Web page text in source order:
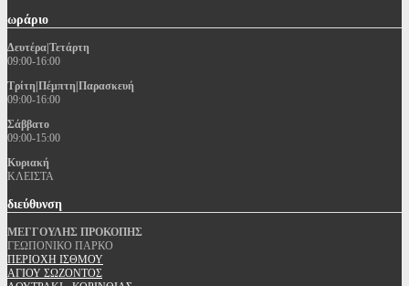
ωράριο
Δευτέρα|Τετάρτη
09:00-16:00
Τρίτη|Πέμπτη|Παρασκευή
09:00-16:00
Σάββατο
09:00-15:00
Κυριακή
ΚΛΕΙΣΤΑ
διεύθυνση
ΜΕΓΓΟΥΛΗΣ ΠΡΟΚΟΠΗΣ
ΓΕΩΠΟΝΙΚΟ ΠΑΡΚΟ
ΠΕΡΙΟΧΗ ΙΣΘΜΟΥ
ΑΓΙΟΥ ΣΩΖΟΝΤΟΣ